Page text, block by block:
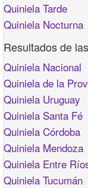
Quiniela Tarde
Quiniela Nocturna
Resultados de
Quiniela Nacional
Quiniela de la
Quiniela Uruguay
Quiniela Santa Fé
Quiniela Córdoba
Quiniela Mendoza
Quiniela Entre
Quiniela Tucumán